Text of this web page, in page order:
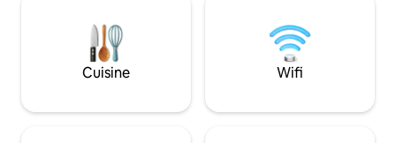
Cuisine Wifi